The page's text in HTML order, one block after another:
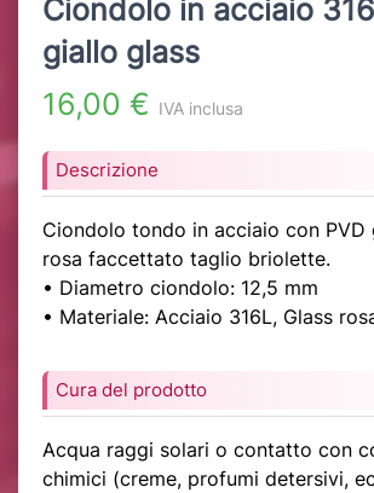
Ciondolo in acciaio
giallo glass
16,00 € IVA inclusa
Descrizione
Ciondolo tondo in acciaio con PVD
rosa faccettato taglio briolette.
• Diametro ciondolo: 12,5 mm
• Materiale: Acciaio 316L, Glass
Cura del prodotto
Acqua raggi solari o contatto con
chimici (creme, profumi detersivi,